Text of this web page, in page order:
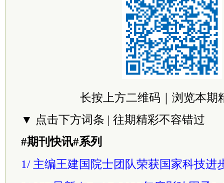
长按上方二维码｜浏览本期
▼ 点击下方词条 | 往期精彩不容错过
#期刊快讯#系列
1/ 主编王建国院士团队荣获国家科技进